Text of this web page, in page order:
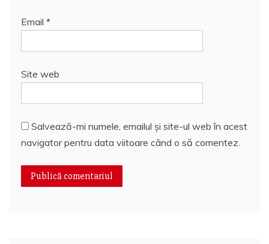
Email *
Site web
Salvează-mi numele, emailul și site-ul web în acest
navigator pentru data viitoare când o să comentez.